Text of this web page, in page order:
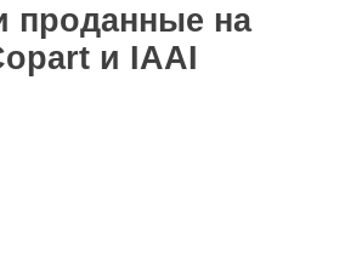
проданные на
и IAAI